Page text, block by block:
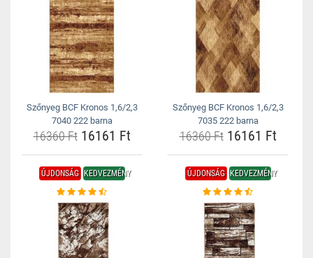
Szőnyeg BCF Kronos 1,6/2,3
7040 222 barna
16360 Ft16161 Ft
Szőnyeg BCF Kronos 1,6/2,3
7035 222 barna
16360 Ft16161 Ft
ÚJDONSÁG KEDVEZMÉNY ÚJDONSÁG KEDVEZMÉNY